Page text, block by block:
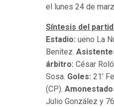
el lunes 24 de
Síntesis del
Estadio: ueno La
Benítez.
árbitro: César
Sosa. Goles: 21’
(CP).
Julio González y